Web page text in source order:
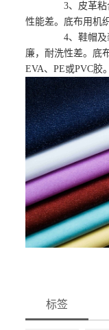
3、皮革粘
性能差。底布用机
4、鞋帽及
廉，耐洗性差。底
EVA、PE或PVC胶。
标签